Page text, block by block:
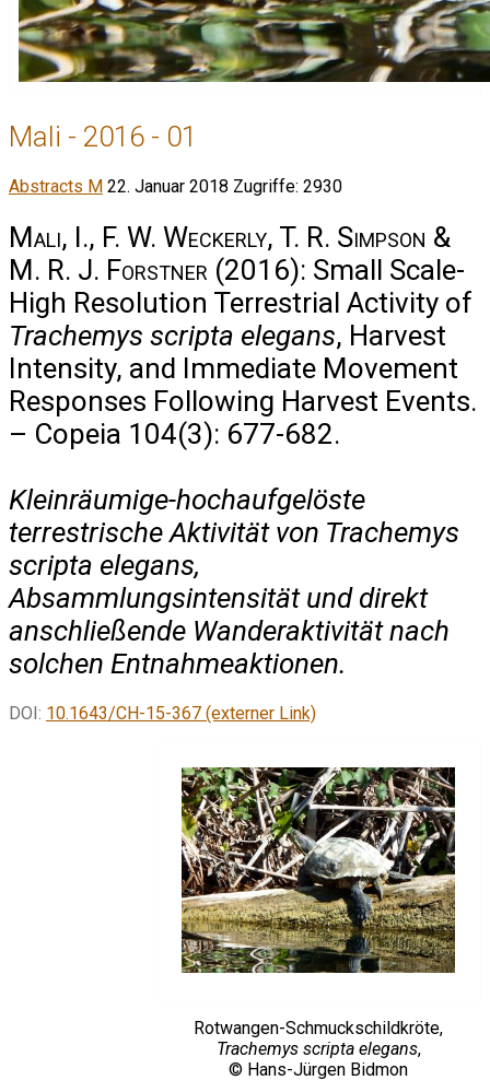
Mali - 2016 - 01
Abstracts M 22. Januar 2018 Zugriffe: 2930
Mali, I., F. W. Weckerly, T. R. Simpson &
M. R. J. Forstner (2016): Small Scale-
High Resolution Terrestrial Activity of
Trachemys scripta elegans, Harvest
Intensity, and Immediate Movement
Responses Following Harvest Events.
– Copeia 104(3): 677-682.
Kleinräumige-hochaufgelöste
terrestrische Aktivität von Trachemys
scripta elegans,
Absammlungsintensität und direkt
anschließende Wanderaktivität nach
solchen Entnahmeaktionen.
DOI: 10.1643/CH-15-367 (externer Link)
Rotwangen-Schmuckschildkröte,
Trachemys scripta elegans,
© Hans-Jürgen Bidmon